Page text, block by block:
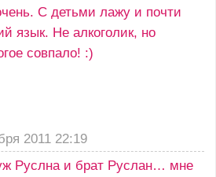
С детьми лажу и почти
язык. Не алкоголик, но
совпало! :)
2011 22:19
Руслна и брат Руслан… мне